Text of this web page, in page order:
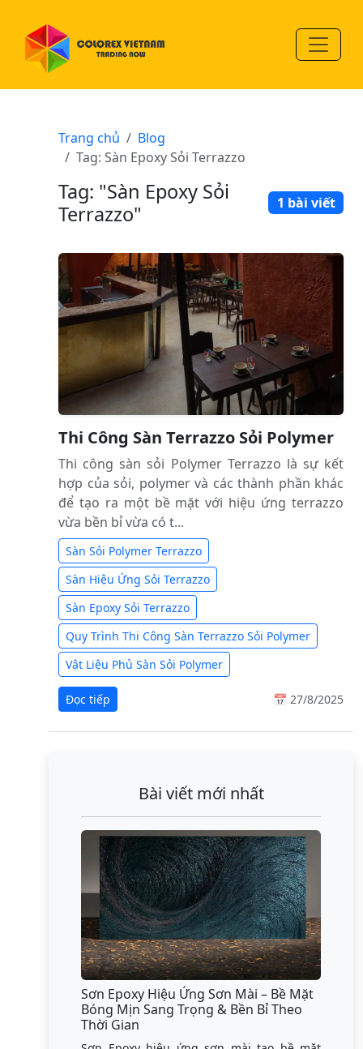
Trang chủ
Blog
Tag: Sàn Epoxy Sỏi Terrazzo
Tag: "Sàn Epoxy Sỏi
Terrazzo"
1 bài viết
Thi Công Sàn Terrazzo Sỏi Polymer
Thi công sàn sỏi Polymer Terrazzo là sự kết
hợp của sỏi, polymer và các thành phần khác
để tạo ra một bề mặt với hiệu ứng terrazzo
vừa bền bỉ vừa có t...
Sàn Sỏi Polymer Terrazzo
Sàn Hiệu Ứng Sỏi Terrazzo
Sàn Epoxy Sỏi Terrazzo
Quy Trình Thi Công Sàn Terrazzo Sỏi Polymer
Vật Liệu Phủ Sàn Sỏi Polymer
Đọc tiếp 📅 27/8/2025
Bài viết mới nhất
Sơn Epoxy Hiệu Ứng Sơn Mài – Bề Mặt
Bóng Mịn Sang Trọng & Bền Bỉ Theo
Thời Gian